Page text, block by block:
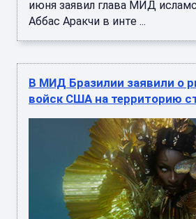
июня заявил глава МИД
Аббас Аракчи в инте ...
В МИД Бразилии заявили о
войск США на территорию